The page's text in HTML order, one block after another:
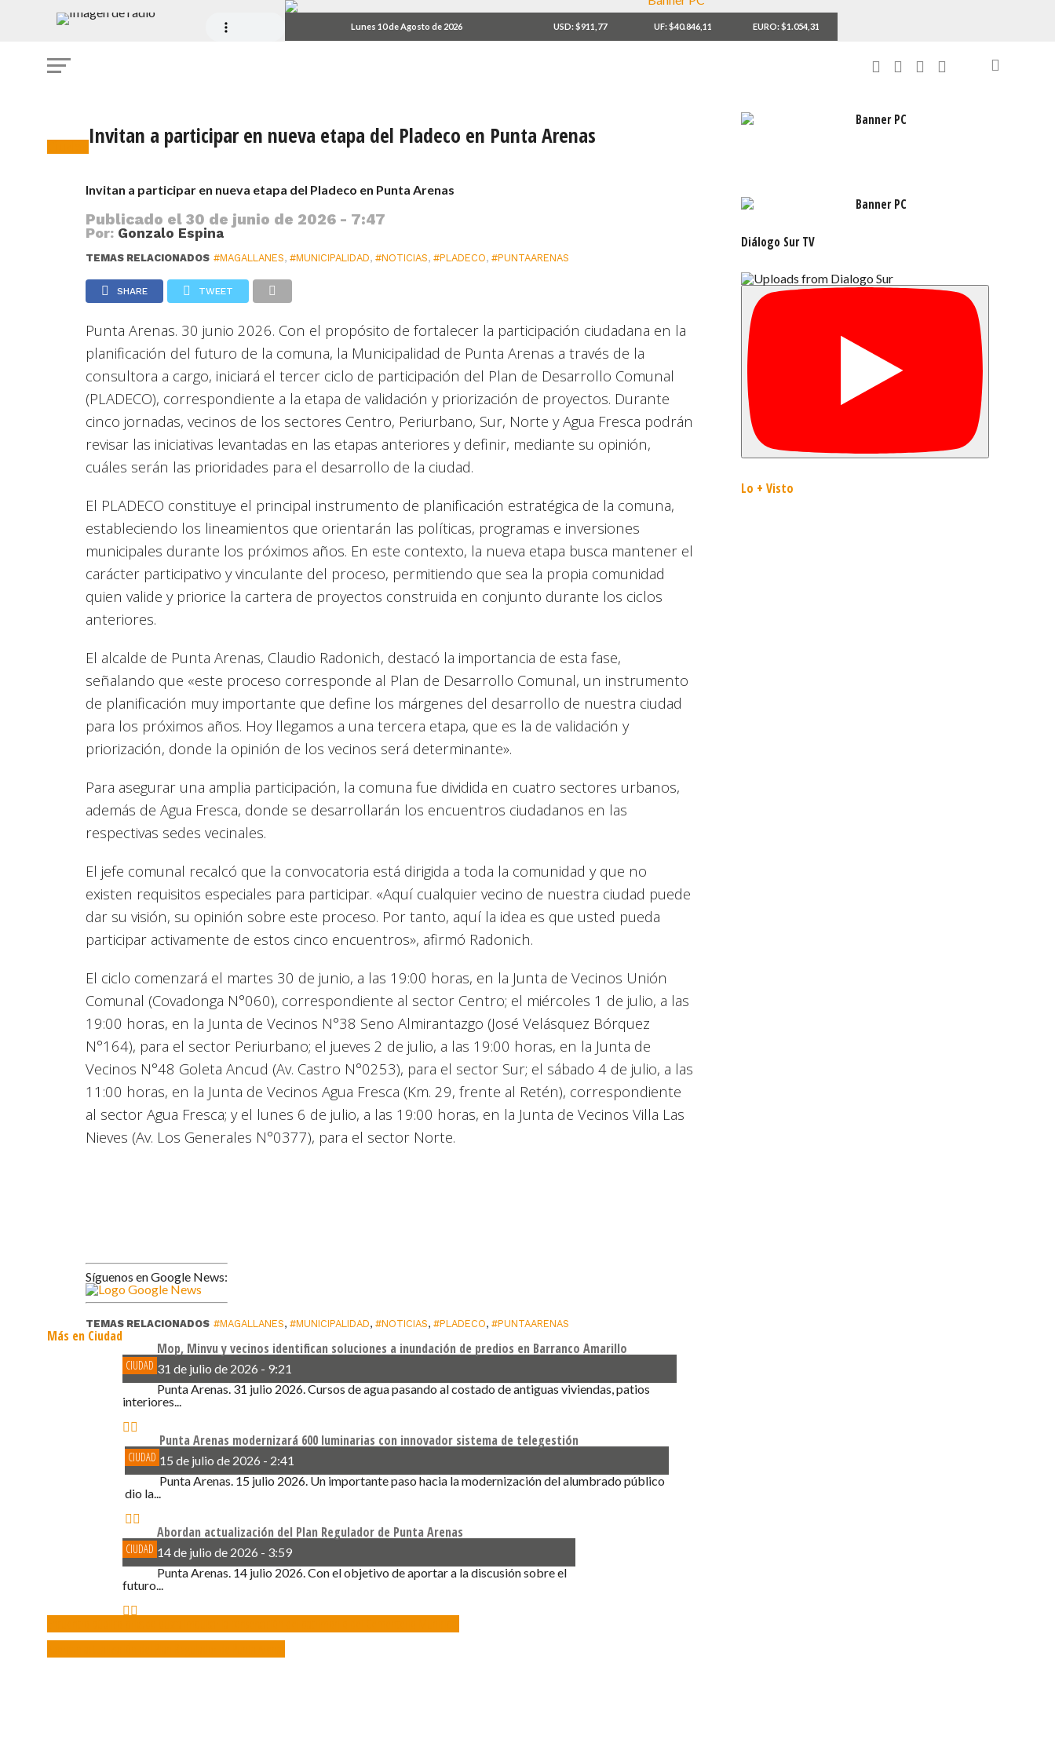
Lunes 10 de Agosto de 2026 USD: $911,77 UF: $40.846,11 EURO: $1.054,31
CiudadInvitan a participar en nueva etapa del Pladeco en Punta Arenas
Invitan a participar en nueva etapa del Pladeco en Punta Arenas
Publicado el30 de junio de 2026 - 7:47
Por: Gonzalo Espina
TEMAS RELACIONADOS #MAGALLANES,#MUNICIPALIDAD,#NOTICIAS,#PLADECO,#PUNTAARENAS
SHARE TWEET
Punta Arenas. 30 junio 2026. Con el propósito de fortalecer la participación ciudadana en la
planificación del futuro de la comuna, la Municipalidad de Punta Arenas a través de la
consultora a cargo, iniciará el tercer ciclo de participación del Plan de Desarrollo Comunal
(PLADECO), correspondiente a la etapa de validación y priorización de proyectos. Durante
cinco jornadas, vecinos de los sectores Centro, Periurbano, Sur, Norte y Agua Fresca podrán
revisar las iniciativas levantadas en las etapas anteriores y definir, mediante su opinión,
cuáles serán las prioridades para el desarrollo de la ciudad.
El PLADECO constituye el principal instrumento de planificación estratégica de la comuna,
estableciendo los lineamientos que orientarán las políticas, programas e inversiones
municipales durante los próximos años. En este contexto, la nueva etapa busca mantener el
carácter participativo y vinculante del proceso, permitiendo que sea la propia comunidad
quien valide y priorice la cartera de proyectos construida en conjunto durante los ciclos
anteriores.
El alcalde de Punta Arenas, Claudio Radonich, destacó la importancia de esta fase,
señalando que «este proceso corresponde al Plan de Desarrollo Comunal, un instrumento
de planificación muy importante que define los márgenes del desarrollo de nuestra ciudad
para los próximos años. Hoy llegamos a una tercera etapa, que es la de validación y
priorización, donde la opinión de los vecinos será determinante».
Para asegurar una amplia participación, la comuna fue dividida en cuatro sectores urbanos,
además de Agua Fresca, donde se desarrollarán los encuentros ciudadanos en las
respectivas sedes vecinales.
El jefe comunal recalcó que la convocatoria está dirigida a toda la comunidad y que no
existen requisitos especiales para participar. «Aquí cualquier vecino de nuestra ciudad puede
dar su visión, su opinión sobre este proceso. Por tanto, aquí la idea es que usted pueda
participar activamente de estos cinco encuentros», afirmó Radonich.
El ciclo comenzará el martes 30 de junio, a las 19:00 horas, en la Junta de Vecinos Unión
Comunal (Covadonga N°060), correspondiente al sector Centro; el miércoles 1 de julio, a las
19:00 horas, en la Junta de Vecinos N°38 Seno Almirantazgo (José Velásquez Bórquez
N°164), para el sector Periurbano; el jueves 2 de julio, a las 19:00 horas, en la Junta de
Vecinos N°48 Goleta Ancud (Av. Castro N°0253), para el sector Sur; el sábado 4 de julio, a las
11:00 horas, en la Junta de Vecinos Agua Fresca (Km. 29, frente al Retén), correspondiente
al sector Agua Fresca; y el lunes 6 de julio, a las 19:00 horas, en la Junta de Vecinos Villa Las
Nieves (Av. Los Generales N°0377), para el sector Norte.
Síguenos en Google News:
TEMAS RELACIONADOS #MAGALLANES,#MUNICIPALIDAD,#NOTICIAS,#PLADECO,#PUNTAARENAS
Más en Ciudad
CIUDAD
Mop, Minvu y vecinos identifican soluciones a inundación de predios en Barranco Amarillo
31 de julio de 2026 - 9:21
Punta Arenas. 31 julio 2026. Cursos de agua pasando al costado de antiguas viviendas, patios
interiores...
CIUDAD
Punta Arenas modernizará 600 luminarias con innovador sistema de telegestión
15 de julio de 2026 - 2:41
Punta Arenas. 15 julio 2026. Un importante paso hacia la modernización del alumbrado público
dio la...
CIUDAD
Abordan actualización del Plan Regulador de Punta Arenas
14 de julio de 2026 - 3:59
Punta Arenas. 14 julio 2026. Con el objetivo de aportar a la discusión sobre el
futuro...
Diálogo Sur TV
Lo + Visto